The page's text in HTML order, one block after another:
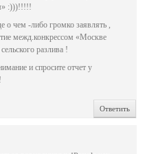
:)))!!!!!
о чем -либо громко заявлять ,
межд.конкрессом «Москве
разлива !
и спросите отчет у
Ответить